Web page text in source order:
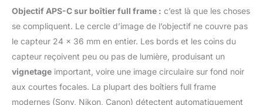
Objectif APS-C sur boîtier full frame : c’est là que les choses
se compliquent. Le cercle d’image de l’objectif ne couvre pas
le capteur 24 × 36 mm en entier. Les bords et les coins du
capteur reçoivent peu ou pas de lumière, produisant un
vignetage important, voire une image circulaire sur fond noir
aux courtes focales. La plupart des boîtiers full frame
modernes (Sony, Nikon, Canon) détectent automatiquement